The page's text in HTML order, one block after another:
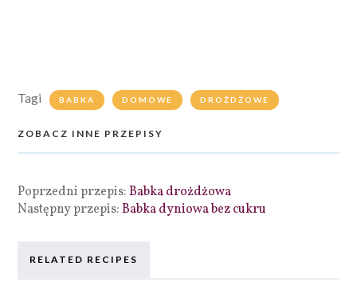
Tagi BABKA DOMOWE DROŻDŻOWE
ZOBACZ INNE PRZEPISY
Poprzedni przepis:Babka drożdżowa
Następny przepis:Babka dyniowa bez cukru
RELATED RECIPES